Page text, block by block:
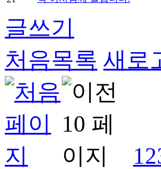
글쓰기
처음목록 새로
12